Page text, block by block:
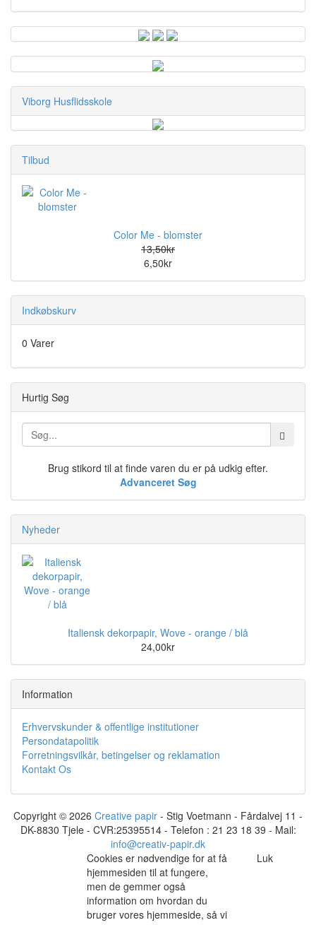
Viborg Husflidsskole
Tilbud
Color Me - blomster
13,50kr
6,50kr
Indkøbskurv
0 Varer
Hurtig Søg
Brug stikord til at finde varen du er på udkig efter.
Advanceret Søg
Nyheder
Italiensk dekorpapir, Wove - orange / blå
24,00kr
Information
Erhvervskunder & offentlige institutioner
Persondatapolitik
Forretningsvilkår, betingelser og reklamation
Kontakt Os
Copyright © 2026 Creative papir - Stig Voetmann - Fårdalvej 11 -
DK-8830 Tjele - CVR:25395514 - Telefon : 21 23 18 39 - Mail:
info@creativ-papir.dk
Cookies er nødvendige for at få
hjemmesiden til at fungere,
men de gemmer også
information om hvordan du
bruger vores hjemmeside, så vi
Luk